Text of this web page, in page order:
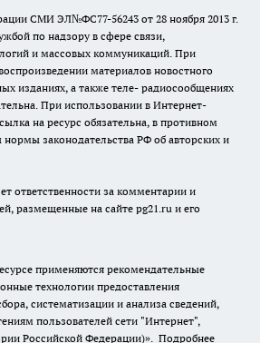
СМИ ЭЛ№ФС77-56243 от 28 ноября 2013 г.
по надзору в сфере связи,
и массовых коммуникаций. При
материалов новостного
изданиях, а также теле- радиосообщениях
При использовании в Интернет-
на ресурс обязательна, в противном
законодательства РФ об авторских и
ответственности за комментарии и
размещенные на сайте pg21.ru и его
применяются рекомендательные
технологии предоставления
систематизации и анализа сведений,
пользователей сети "Интернет",
Российской Федерации)». Подробнее